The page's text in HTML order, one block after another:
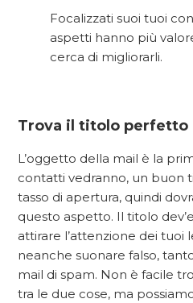
Focalizzati suoi tuoi
aspetti hanno più
cerca di migliorarli.
Trova il titolo perfetto
L’oggetto della mail è la
contatti vedranno, un buon
tasso di apertura, quindi
questo aspetto. Il titolo
attirare l’attenzione dei tuoi
neanche suonare falso,
mail di spam. Non è facile
tra le due cose, ma